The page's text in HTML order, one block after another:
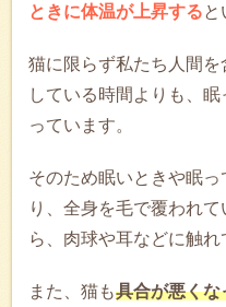
ときに体温が上昇すると
猫に限らず私たち人間
している時間よりも、
っています。
そのため眠いときや眠
り、全身を毛で覆われ
ら、肉球や耳などに触れ
また、猫も具合が悪くな